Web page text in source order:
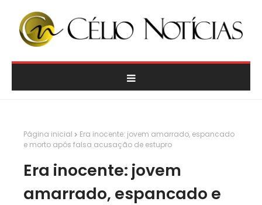
Página inicial
Era inocente: jovem amarrado, espancado
e morto após falsa acusação de estupro
Era inocente: jovem
amarrado, espancado e